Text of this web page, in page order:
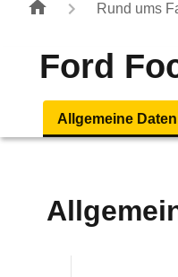
Rund ums
Ford
Allgemeine Daten